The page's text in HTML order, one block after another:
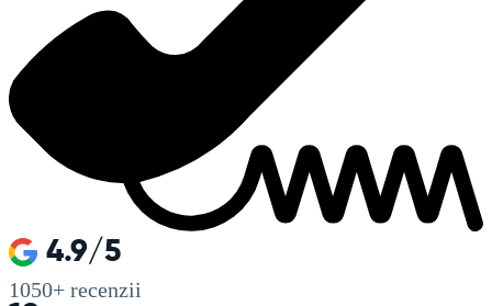
4.9/5
1050+ recenzii